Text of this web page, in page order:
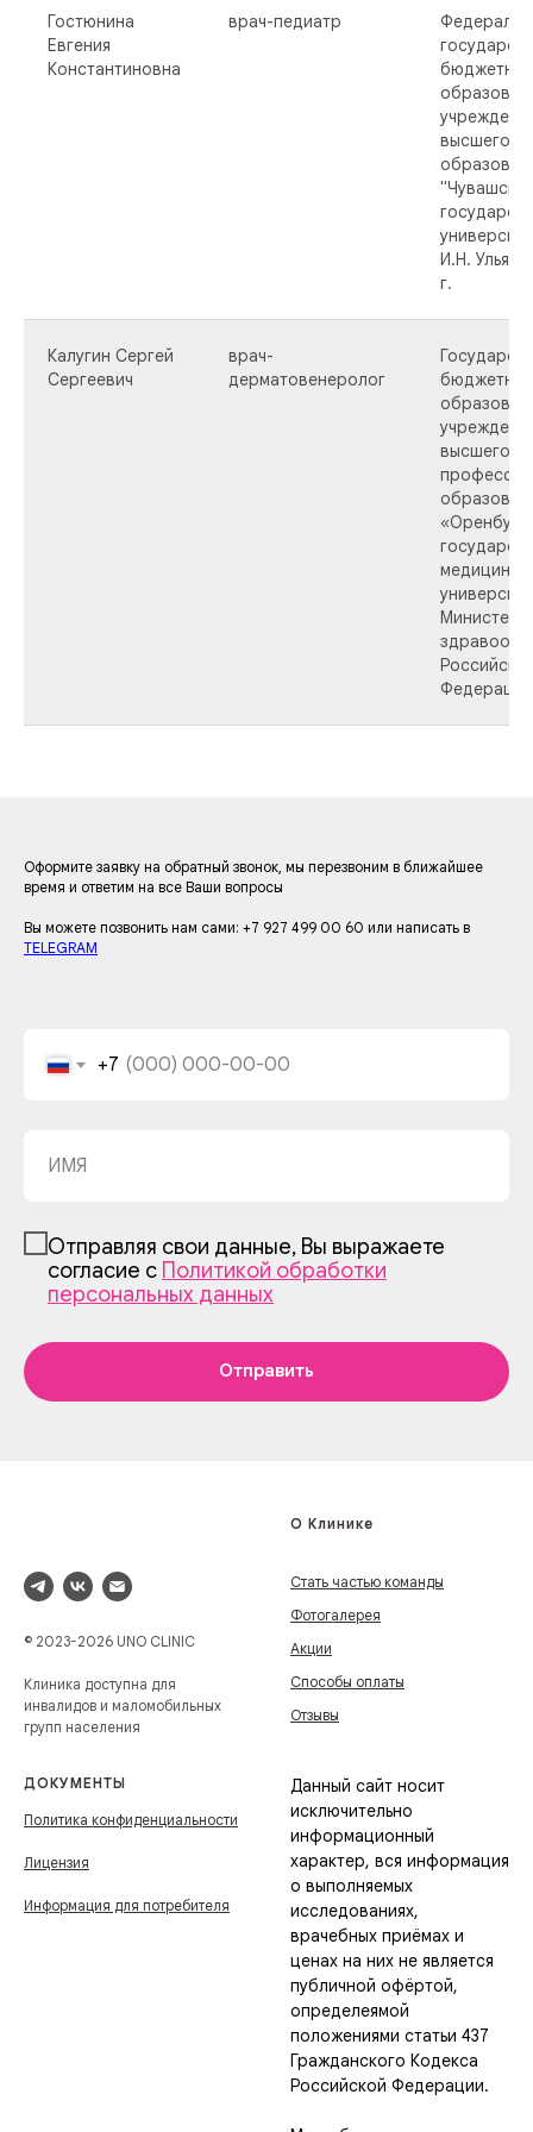
Гостюнина
Евгения
Константиновна
врач-педиатр
бюджетное
высшего
И.Н.
г.
Калугин Сергей
Сергеевич
врач-
дерматовенеролог
бюджетное
высшего
Оформите заявку на обратный звонок, мы перезвоним в ближайшее
время и ответим на все Ваши вопросы
Вы можете позвонить нам сами: +7 927 499 00 60 или написать в
TELEGRAM
+7
Отправляя свои данные, Вы выражаете
согласие с Политикой обработки
персональных данных
Отправить
© 2023-2026 UNO CLINIC
Клиника доступна для
инвалидов и маломобильных
групп населения
О Клинике
Стать частью команды
Фотогалерея
Акции
Способы оплаты
Отзывы
ДОКУМЕНТЫ
Политика конфиденциальности
Лицензия
Информация для потребителя
Данный сайт носит
исключительно
информационный
характер, вся информация
о выполняемых
исследованиях,
врачебных приёмах и
ценах на них не является
публичной офёртой,
определеямой
положениями статьи 437
Гражданского Кодекса
Российской Федерации.